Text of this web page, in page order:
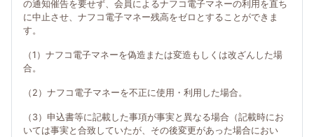
の通知催告を要せず、会員によるナフコ電子マネーの利用を直ち
に中止させ、ナフコ電子マネー残高をゼロとすることができま
す。
（1）ナフコ電子マネーを偽造または変造もしくは改ざんした場
合。
（2）ナフコ電子マネーを不正に使用・利用した場合。
（3）申込書等に記載した事項が事実と異なる場合（記載時にお
いては事実と合致していたが、その後変更があった場合におい